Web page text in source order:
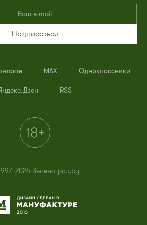
Подписаться
MAX Одноклассники
RSS
Зеленоград.ру